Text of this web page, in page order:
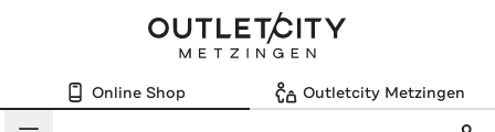
Online Shop Outletcity Metzingen